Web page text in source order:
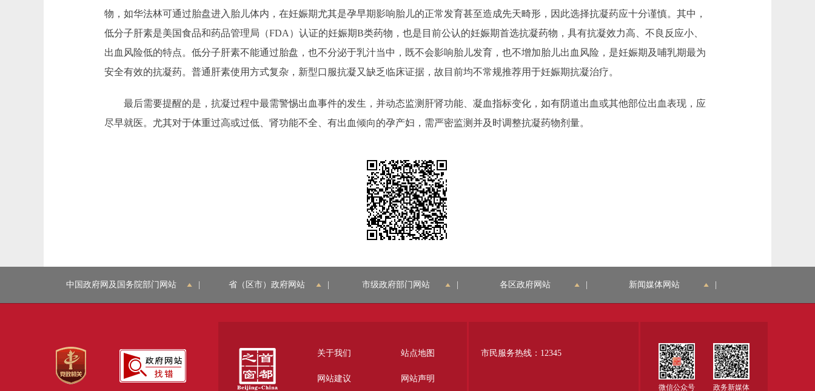
物，如华法林可通过胎盘进入胎儿体内，在妊娠期尤其是孕早期影响胎儿的正常发育甚至造成先天畸形，因此选择抗凝药应十分谨慎。其中，
低分子肝素是美国食品和药品管理局（FDA）认证的妊娠期B类药物，也是目前公认的妊娠期首选抗凝药物，具有抗凝效力高、不良反应小、
出血风险低的特点。低分子肝素不能通过胎盘，也不分泌于乳汁当中，既不会影响胎儿发育，也不增加胎儿出血风险，是妊娠期及哺乳期最为
安全有效的抗凝药。普通肝素使用方式复杂，新型口服抗凝又缺乏临床证据，故目前均不常规推荐用于妊娠期抗凝治疗。
最后需要提醒的是，抗凝过程中最需警惕出血事件的发生，并动态监测肝肾功能、凝血指标变化，如有阴道出血或其他部位出血表现，应
尽早就医。尤其对于体重过高或过低、肾功能不全、有出血倾向的孕产妇，需严密监测并及时调整抗凝药物剂量。
中国政府网及国务院部门网站 省（区市）政府网站 市级政府部门网站 各区政府网站 新闻媒体网站
关于我们 站点地图
网站建议 网站声明
市民服务热线：12345
微信公众号 政务新媒体